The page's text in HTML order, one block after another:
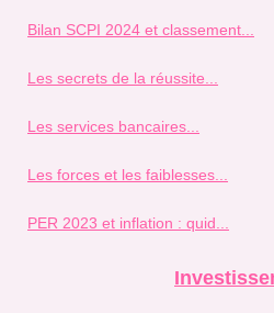
Bilan SCPI 2024 et classement...
Les secrets de la réussite...
Les services bancaires...
Les forces et les faiblesses...
PER 2023 et inflation : quid...